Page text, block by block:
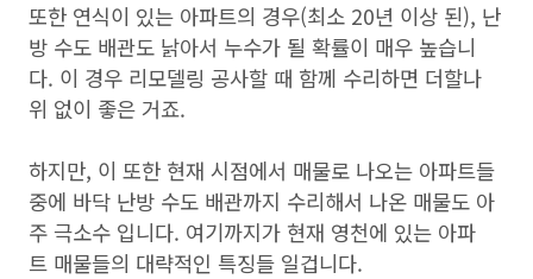
또한 연식이 있는 아파트의 경우(최소 20년 이상 된), 난
방 수도 배관도 낡아서 누수가 될 확률이 매우 높습니
다. 이 경우 리모델링 공사할 때 함께 수리하면 더할나
위 없이 좋은 거죠.
하지만, 이 또한 현재 시점에서 매물로 나오는 아파트들
중에 바닥 난방 수도 배관까지 수리해서 나온 매물도 아
주 극소수 입니다. 여기까지가 현재 영천에 있는 아파
트 매물들의 대략적인 특징들 일겁니다.